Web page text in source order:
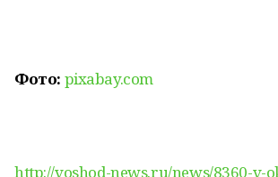
Фото: pixabay.com
http://voshod-news.ru/news/8360-v-